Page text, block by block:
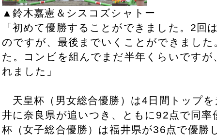
▲鈴木嘉憲＆シスコズシャトー
「初めて優勝することができました。2回
のですが、最後までいくことができまし
た。コンビを組んでまだ半年くらいですが
れました」
天皇杯（男女総合優勝）は4日間トップ
井に奈良県が追いつき、ともに92点で同
杯（女子総合優勝）は福井県が36点で優勝